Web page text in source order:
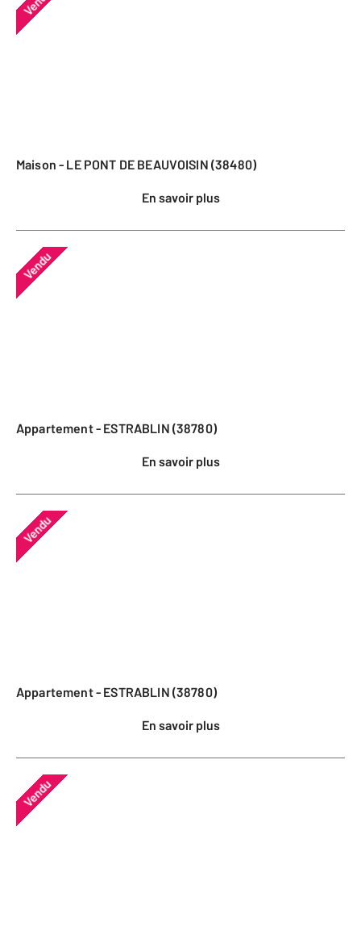
Maison - LE PONT DE BEAUVOISIN (38480)
En savoir plus
Vendu
Appartement - ESTRABLIN (38780)
En savoir plus
Vendu
Appartement - ESTRABLIN (38780)
En savoir plus
Vendu